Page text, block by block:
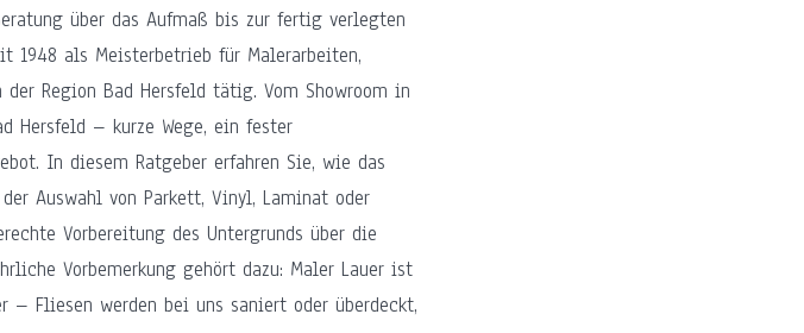
über das Aufmaß bis zur fertig verlegten
1948 als Meisterbetrieb für Malerarbeiten,
Region Bad Hersfeld tätig. Vom Showroom in
Hersfeld – kurze Wege, ein fester
In diesem Ratgeber erfahren Sie, wie das
Auswahl von Parkett, Vinyl, Laminat oder
Vorbereitung des Untergrunds über die
Vorbemerkung gehört dazu: Maler Lauer ist
– Fliesen werden bei uns saniert oder überdeckt,